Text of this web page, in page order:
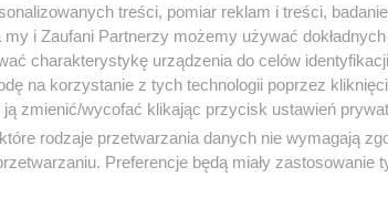
treści, pomiar reklam i treści,
i Zaufani Partnerzy możemy używać
charakterystykę urządzenia do celów
na korzystanie z tych technologii poprzez
zmienić/wycofać klikając przycisk ustawień
rodzaje przetwarzania danych nie wymagają
Preferencje będą miały zastosowanie